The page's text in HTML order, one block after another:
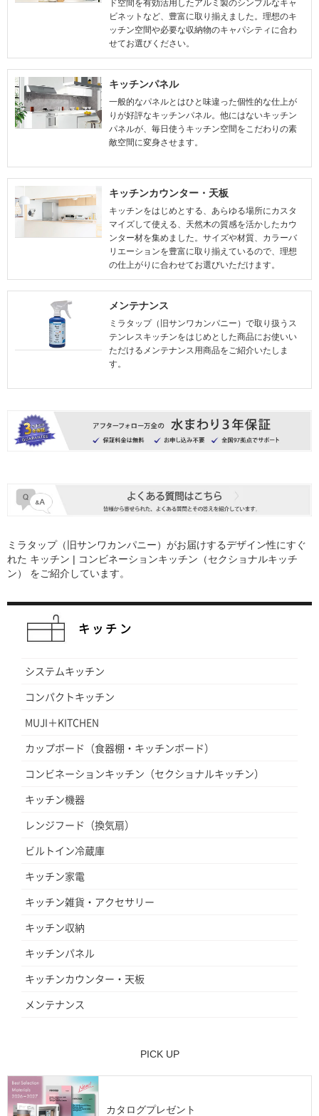
ド空間を有効活用したアルミ製のシンプルなキャ
ビネットなど、豊富に取り揃えました。理想のキ
ッチン空間や必要な収納物のキャパシティに合わ
せてお選びください。
キッチンパネル
一般的なパネルとはひと味違った個性的な仕上が
りが好評なキッチンパネル。他にはないキッチン
パネルが、毎日使うキッチン空間をこだわりの素
敵空間に変身させます。
キッチンカウンター・天板
キッチンをはじめとする、あらゆる場所にカスタ
マイズして使える、天然木の質感を活かしたカウ
ンター材を集めました。サイズや材質、カラーバ
リエーションを豊富に取り揃えているので、理想
の仕上がりに合わせてお選びいただけます。
メンテナンス
ミラタップ（旧サンワカンパニー）で取り扱うス
テンレスキッチンをはじめとした商品にお使いい
ただけるメンテナンス用商品をご紹介いたしま
す。
ミラタップ（旧サンワカンパニー）がお届けするデザイン性にすぐ
れた キッチン | コンビネーションキッチン（セクショナルキッチ
ン）
をご紹介しています。
キッチン
システムキッチン
コンパクトキッチン
MUJI＋KITCHEN
カップボード（食器棚・キッチンボード）
コンビネーションキッチン（セクショナルキッチン）
キッチン機器
レンジフード（換気扇）
ビルトイン冷蔵庫
キッチン家電
キッチン雑貨・アクセサリー
キッチン収納
キッチンパネル
キッチンカウンター・天板
メンテナンス
PICK UP
カタログプレゼント